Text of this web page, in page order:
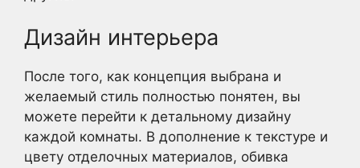
Дизайн интерьера
После того, как концепция выбрана и
желаемый стиль полностью понятен, вы
можете перейти к детальному дизайну
каждой комнаты. В дополнение к текстуре и
цвету отделочных материалов, обивка